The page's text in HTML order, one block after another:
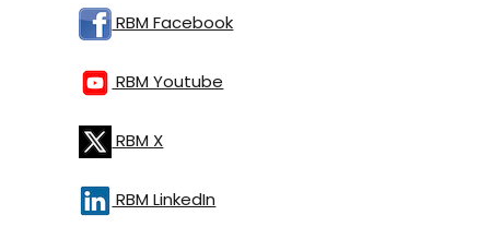
RBM Facebook
RBM Youtube
RBM X
RBM LinkedIn